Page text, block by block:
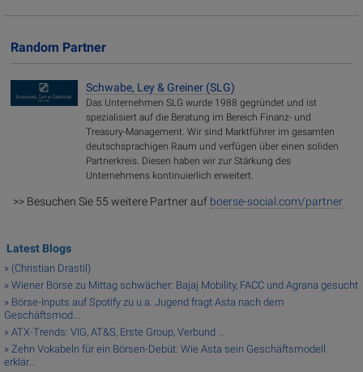
Random Partner
Schwabe, Ley & Greiner (SLG)
Das Unternehmen SLG wurde 1988 gegründet und ist
spezialisiert auf die Beratung im Bereich Finanz- und
Treasury-Management. Wir sind Marktführer im gesamten
deutschsprachigen Raum und verfügen über einen soliden
Partnerkreis. Diesen haben wir zur Stärkung des
Unternehmens kontinuierlich erweitert.
>> Besuchen Sie 55 weitere Partner auf boerse-social.com/partner
Latest Blogs
» (Christian Drastil)
» Wiener Börse zu Mittag schwächer: Bajaj Mobility, FACC und Agrana gesucht
» Börse-Inputs auf Spotify zu u.a. Jugend fragt Asta nach dem
Geschäftsmod...
» ATX-Trends: VIG, AT&S, Erste Group, Verbund ...
» Zehn Vokabeln für ein Börsen-Debüt: Wie Asta sein Geschäftsmodell
erklär...